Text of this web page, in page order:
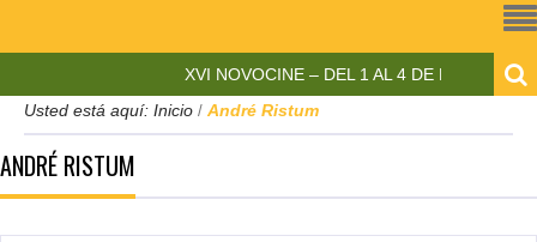
XVI NOVOCINE – DEL 1 AL 4 DE MARZO DE 2023
Usted está aquí: Inicio / André Ristum
ANDRÉ RISTUM